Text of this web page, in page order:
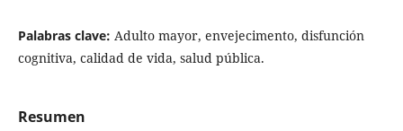
Palabras clave: Adulto mayor, envejecimento, disfunción
cognitiva, calidad de vida, salud pública.
Resumen